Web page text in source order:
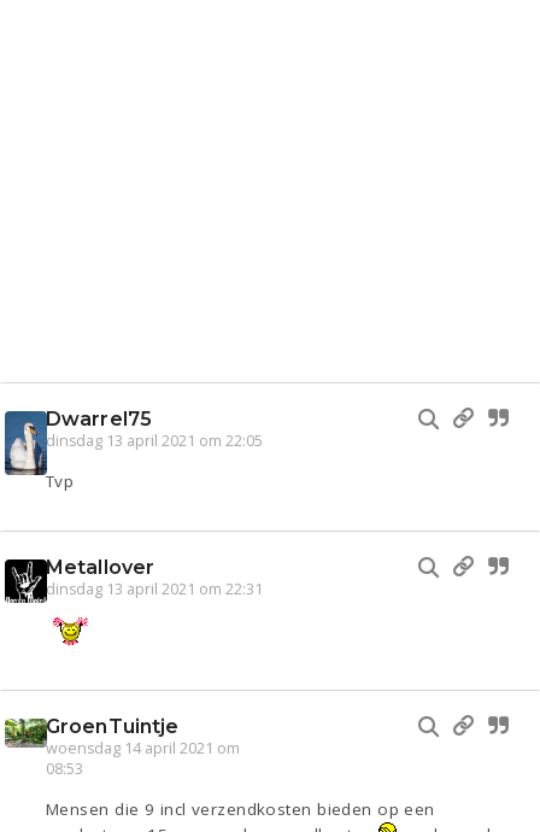
Dwarrel75
dinsdag 13 april 2021 om 22:05
Tvp
Metallover
dinsdag 13 april 2021 om 22:31
GroenTuintje
woensdag 14 april 2021 om
08:53
Mensen die 9 incl verzendkosten bieden op een